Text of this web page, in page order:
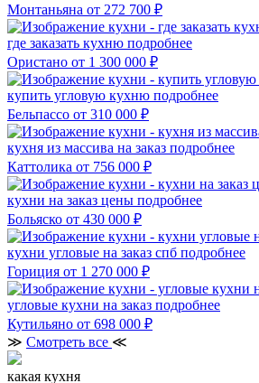
Монтаньяна от 272 700 ₽
где заказать кухню подробнее
Ористано от 1 300 000 ₽
купить угловую кухню подробнее
Бельпассо от 310 000 ₽
кухня из массива на заказ подробнее
Каттолика от 756 000 ₽
кухни на заказ цены подробнее
Больяско от 430 000 ₽
кухни угловые на заказ спб подробнее
Гориция от 1 270 000 ₽
угловые кухни на заказ подробнее
Кутильяно от 698 000 ₽
≫ Смотреть все ≪
какая кухня